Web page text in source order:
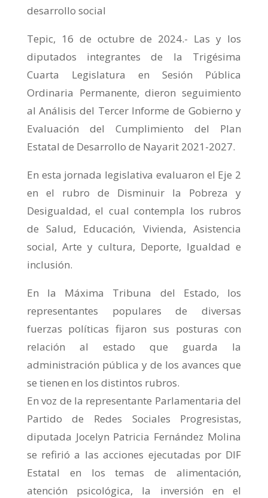
desarrollo social
Tepic, 16 de octubre de 2024.- Las y los
diputados integrantes de la Trigésima
Cuarta Legislatura en Sesión Pública
Ordinaria Permanente, dieron seguimiento
al Análisis del Tercer Informe de Gobierno y
Evaluación del Cumplimiento del Plan
Estatal de Desarrollo de Nayarit 2021-2027.
En esta jornada legislativa evaluaron el Eje 2
en el rubro de Disminuir la Pobreza y
Desigualdad, el cual contempla los rubros
de Salud, Educación, Vivienda, Asistencia
social, Arte y cultura, Deporte, Igualdad e
inclusión.
En la Máxima Tribuna del Estado, los
representantes populares de diversas
fuerzas políticas fijaron sus posturas con
relación al estado que guarda la
administración pública y de los avances que
se tienen en los distintos rubros.
En voz de la representante Parlamentaria del
Partido de Redes Sociales Progresistas,
diputada Jocelyn Patricia Fernández Molina
se refirió a las acciones ejecutadas por DIF
Estatal en los temas de alimentación,
atención psicológica, la inversión en el